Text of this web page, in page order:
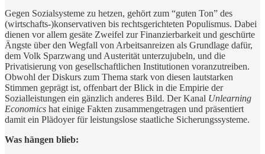
Gegen Sozialsysteme zu hetzen, gehört zum “guten Ton” des
(wirtschafts-)konservativen bis rechtsgerichteten Populismus. Dabei
dienen vor allem gesäte Zweifel zur Finanzierbarkeit und geschürte
Ängste über den Wegfall von Arbeitsanreizen als Grundlage dafür,
dem Volk Sparzwang und Austerität unterzujubeln, und die
Privatisierung von gesellschaftlichen Institutionen voranzutreiben.
Obwohl der Diskurs zum Thema stark von diesen lautstarken
Stimmen geprägt ist, offenbart der Blick in die Empirie der
Sozialleistungen ein gänzlich anderes Bild. Der Kanal Unlearning
Economics hat einige Fakten zusammengetragen und präsentiert
damit ein Plädoyer für leistungslose staatliche Sicherungssysteme.
Was hängen blieb: